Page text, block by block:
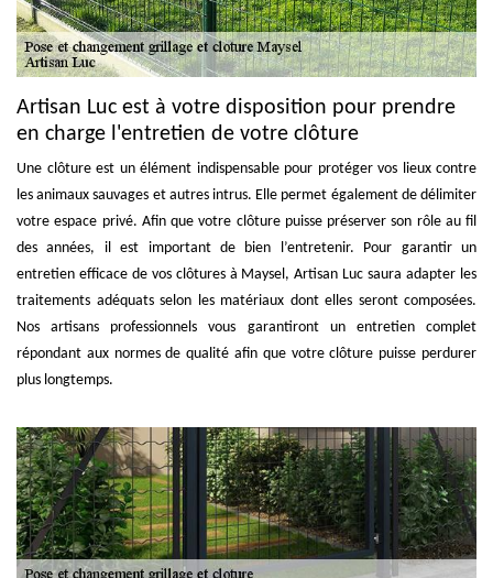
Artisan Luc est à votre disposition pour prendre
en charge l'entretien de votre clôture
Une clôture est un élément indispensable pour protéger vos lieux contre
les animaux sauvages et autres intrus. Elle permet également de délimiter
votre espace privé. Afin que votre clôture puisse préserver son rôle au fil
des années, il est important de bien l’entretenir. Pour garantir un
entretien efficace de vos clôtures à Maysel, Artisan Luc saura adapter les
traitements adéquats selon les matériaux dont elles seront composées.
Nos artisans professionnels vous garantiront un entretien complet
répondant aux normes de qualité afin que votre clôture puisse perdurer
plus longtemps.